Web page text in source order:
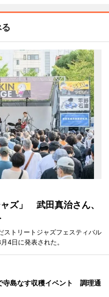
ズ」 武田真治さん、
ストリートジャズフェスティバル
4日に発表された。
寺島なす収穫イベント 調理通